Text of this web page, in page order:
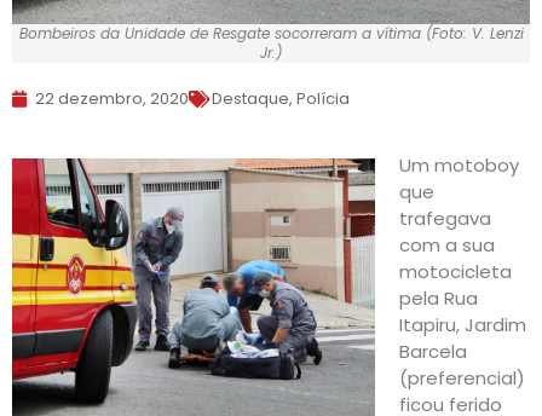
Bombeiros da Unidade de Resgate socorreram a vítima (Foto: V. Lenzi
Jr.)
22 dezembro, 2020 Destaque, Polícia
Um motoboy
que
trafegava
com a sua
motocicleta
pela Rua
Itapiru, Jardim
Barcela
(preferencial)
ficou ferido